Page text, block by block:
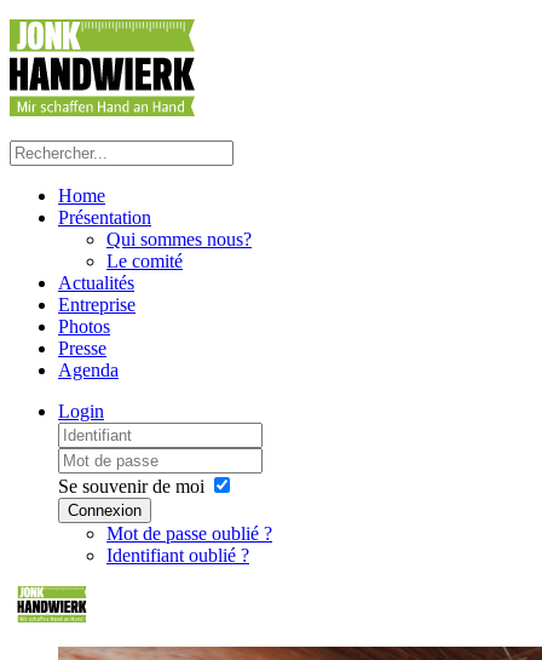
Home
Présentation
Qui sommes nous?
Le comité
Actualités
Entreprise
Photos
Presse
Agenda
Login
Se souvenir de moi
Connexion
Mot de passe oublié ?
Identifiant oublié ?